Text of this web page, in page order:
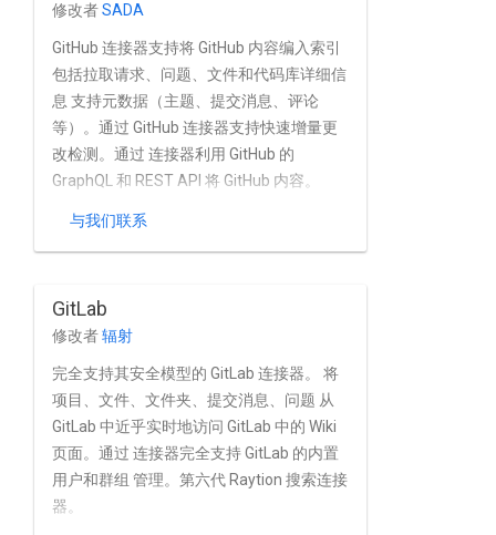
修改者SADA
GitHub 连接器支持将 GitHub 内容编入索引
包括拉取请求、问题、文件和代码库详细信
息 支持元数据（主题、提交消息、评论
等）。通过 GitHub 连接器支持快速增量更
改检测。通过 连接器利用 GitHub 的
GraphQL 和 REST API 将 GitHub 内容。
与我们联系
GitLab
修改者辐射
完全支持其安全模型的 GitLab 连接器。 将
项目、文件、文件夹、提交消息、问题 从
GitLab 中近乎实时地访问 GitLab 中的 Wiki
页面。通过 连接器完全支持 GitLab 的内置
用户和群组 管理。第六代 Raytion 搜索连接
器。